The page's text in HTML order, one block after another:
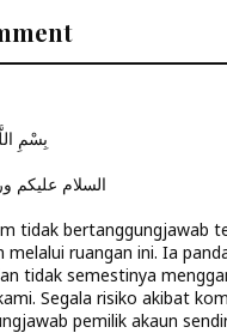
بِسْمِ
السلام عليكم
tidak bertanggungjawab
melalui ruangan ini. Ia
tidak semestinya
Segala risiko akibat
pemilik akaun